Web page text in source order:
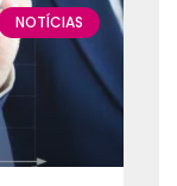
NOTÍCIAS